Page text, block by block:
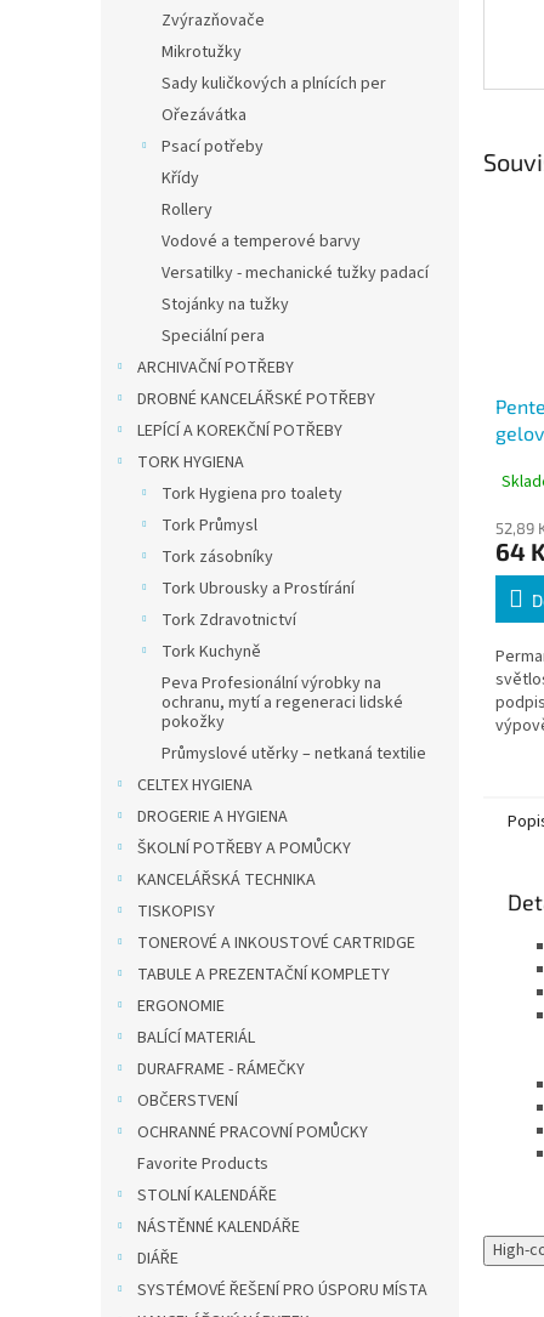
Zvýrazňovače
Mikrotužky
Sady kuličkových a plnících per
Ořezávátka
Psací potřeby
Křídy
Rollery
Vodové a temperové barvy
Versatilky - mechanické tužky padací
Stojánky na tužky
Speciální pera
ARCHIVAČNÍ POTŘEBY
DROBNÉ KANCELÁŘSKÉ POTŘEBY
LEPÍCÍ A KOREKČNÍ POTŘEBY
TORK HYGIENA
Tork Hygiena pro toalety
Tork Průmysl
Tork zásobníky
Tork Ubrousky a Prostírání
Tork Zdravotnictví
Tork Kuchyně
Peva Profesionální výrobky na
ochranu, mytí a regeneraci lidské
pokožky
Průmyslové utěrky – netkaná textilie
CELTEX HYGIENA
DROGERIE A HYGIENA
ŠKOLNÍ POTŘEBY A POMŮCKY
KANCELÁŘSKÁ TECHNIKA
TISKOPISY
TONEROVÉ A INKOUSTOVÉ CARTRIDGE
TABULE A PREZENTAČNÍ KOMPLETY
ERGONOMIE
BALÍCÍ MATERIÁL
DURAFRAME - RÁMEČKY
OBČERSTVENÍ
OCHRANNÉ PRACOVNÍ POMŮCKY
Favorite Products
STOLNÍ KALENDÁŘE
NÁSTĚNNÉ KALENDÁŘE
DIÁŘE
SYSTÉMOVÉ ŘEŠENÍ PRO ÚSPORU MÍSTA
52,89
64
High-